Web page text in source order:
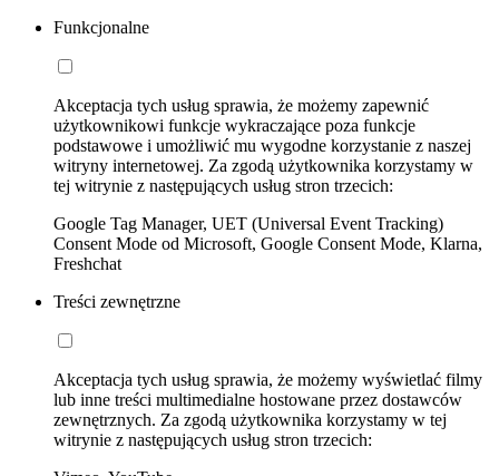
Funkcjonalne
Akceptacja tych usług sprawia, że możemy zapewnić
użytkownikowi funkcje wykraczające poza funkcje
podstawowe i umożliwić mu wygodne korzystanie z naszej
witryny internetowej. Za zgodą użytkownika korzystamy w
tej witrynie z następujących usług stron trzecich:
Google Tag Manager, UET (Universal Event Tracking)
Consent Mode od Microsoft, Google Consent Mode, Klarna,
Freshchat
Treści zewnętrzne
Akceptacja tych usług sprawia, że możemy wyświetlać filmy
lub inne treści multimedialne hostowane przez dostawców
zewnętrznych. Za zgodą użytkownika korzystamy w tej
witrynie z następujących usług stron trzecich: